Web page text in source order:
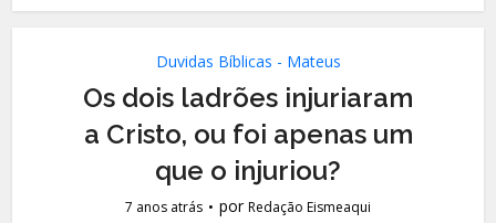
Duvidas Bíblicas - Mateus
Os dois ladrões injuriaram
a Cristo, ou foi apenas um
que o injuriou?
7 anos atrás porRedação Eismeaqui